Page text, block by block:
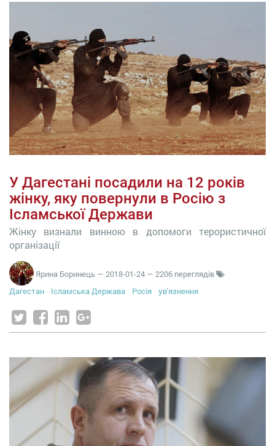
У Дагестані посадили на 12 років
жінку, яку повернули в Росію з
Ісламської Держави
Жінку визнали винною в допомоги терористичної
організації
Ярина Боринець — 2018-01-24 — 2206 переглядів
Дагестан
Ісламська Держава Росія ув'язнення